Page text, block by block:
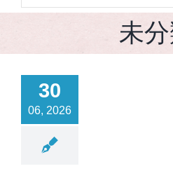
未
30
06, 2026